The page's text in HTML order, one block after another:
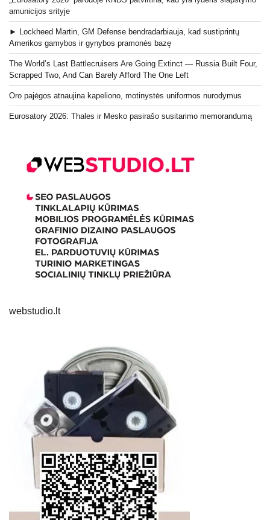
amunicijos srityje
► Lockheed Martin, GM Defense bendradarbiauja, kad sustiprintų
Amerikos gamybos ir gynybos pramonės bazę
The World’s Last Battlecruisers Are Going Extinct — Russia Built Four,
Scrapped Two, And Can Barely Afford The One Left
Oro pajėgos atnaujina kapeliono, motinystės uniformos nurodymus
Eurosatory 2026: Thales ir Mesko pasirašo susitarimo memorandumą
webstudio.lt